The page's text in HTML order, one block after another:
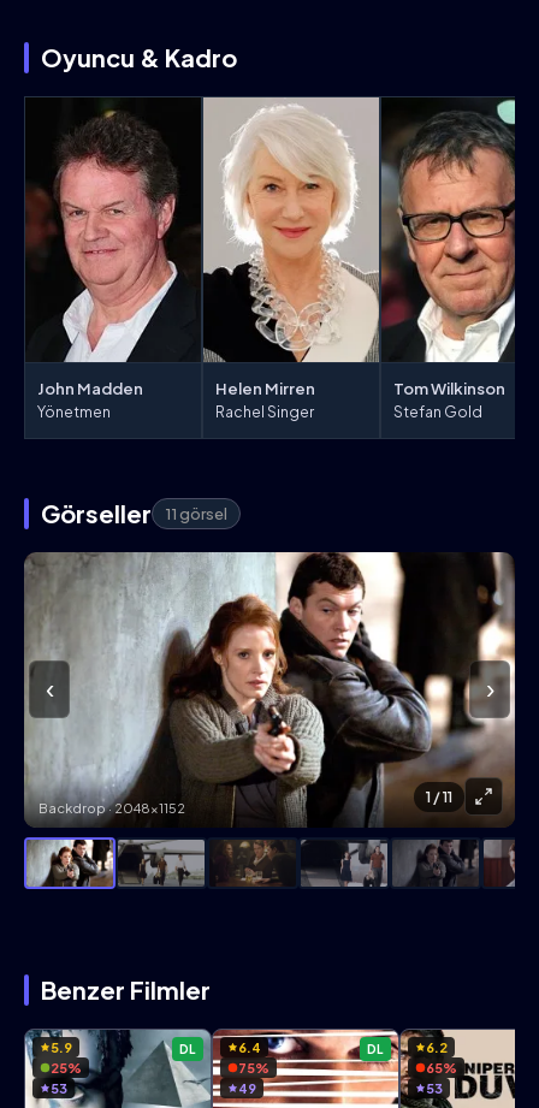
Oyuncu & Kadro
John Madden
Yönetmen
Helen Mirren
Rachel Singer
Tom Wilkinson
Stefan Gold
Görseller 11 görsel
‹
Backdrop · 2048×1152
›
1 / 11
Benzer Filmler
DL
5.9
25%
53
DL
6.4
75%
49
6.2
65%
53